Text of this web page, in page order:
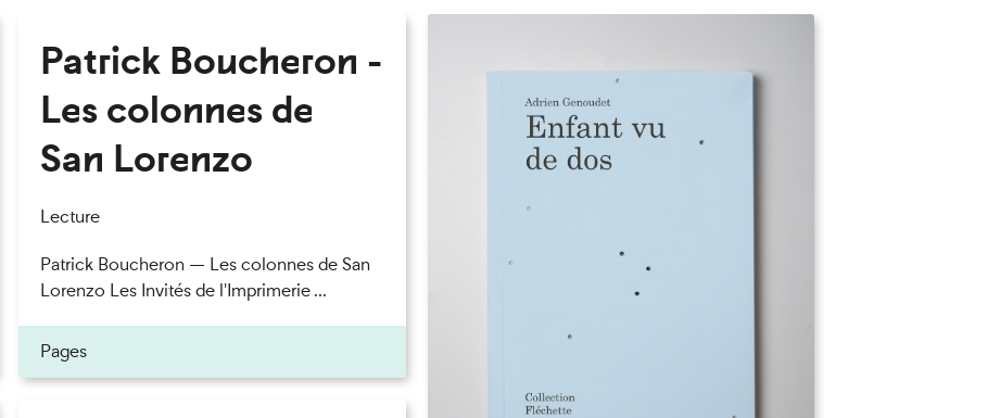
Patrick Boucheron -
Les colonnes de
San Lorenzo
Lecture
Patrick Boucheron — Les colonnes de San
Lorenzo Les Invités de l'Imprimerie ...
Pages